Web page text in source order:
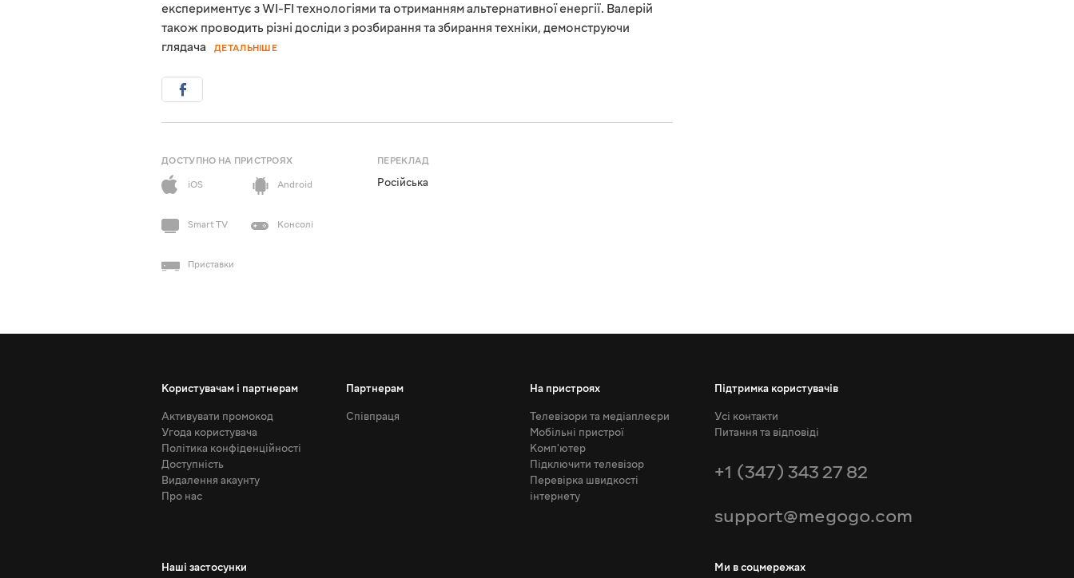
експериментує з WI-FI технологіями та отриманням альтернативної енергії. Валерій
також проводить різні досліди з розбирання та збирання техніки, демонструючи
глядача
ДЕТАЛЬНІШЕ
ДОСТУПНО НА ПРИСТРОЯХ
iOS
Android
Smart TV Консолі
Приставки
ПЕРЕКЛАД
Російська
Користувачам і партнерам
Активувати промокод
Угода користувача
Політика конфіденційності
Доступність
Видалення акаунту
Про нас
Партнерам
Співпраця
На пристроях
Телевізори та медіаплеєри
Мобільні пристрої
Комп'ютер
Підключити телевізор
Перевірка швидкості
інтернету
Підтримка користувачів
Усі контакти
Питання та відповіді
+1 (347) 343 27 82
support@megogo.com
Наші застосунки Ми в соцмережах